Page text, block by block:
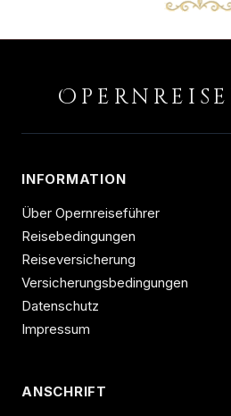
O
INFORMATION
Über Opernreiseführer
Reisebedingungen
Reiseversicherung
Versicherungsbedingungen
Datenschutz
Impressum
ANSCHRIFT